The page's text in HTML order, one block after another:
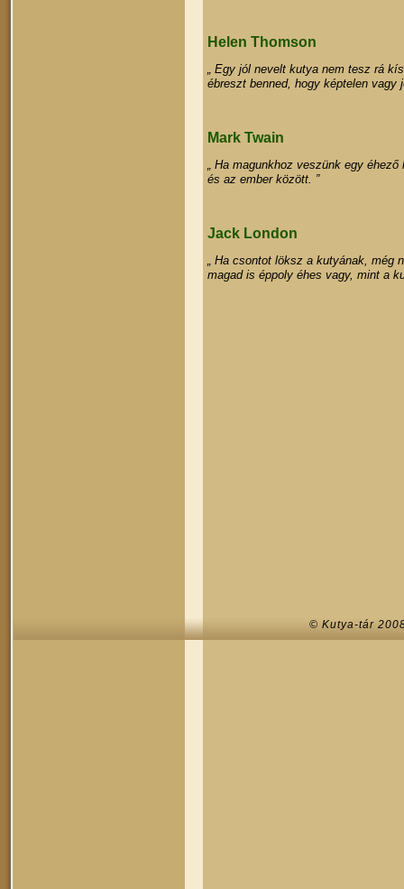
Helen Thomson
„ Egy jól nevelt kutya nem tesz rá
ébreszt benned, hogy képtelen vagy
Mark Twain
„ Ha magunkhoz veszünk egy
és az ember között. ”
Jack London
„ Ha csontot löksz a kutyának, még
magad is éppoly éhes vagy, mint a
© Kutya-tár